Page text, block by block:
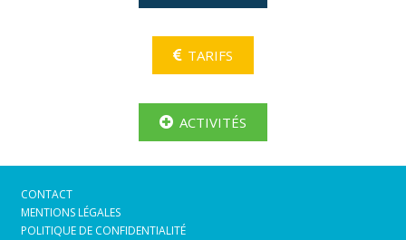
TARIFS
ACTIVITÉS
CONTACT
MENTIONS LÉGALES
POLITIQUE DE CONFIDENTIALITÉ